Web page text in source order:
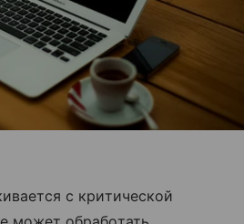
с критической